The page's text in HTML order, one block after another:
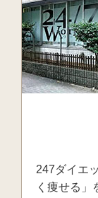
247ダイエ
く痩せる」